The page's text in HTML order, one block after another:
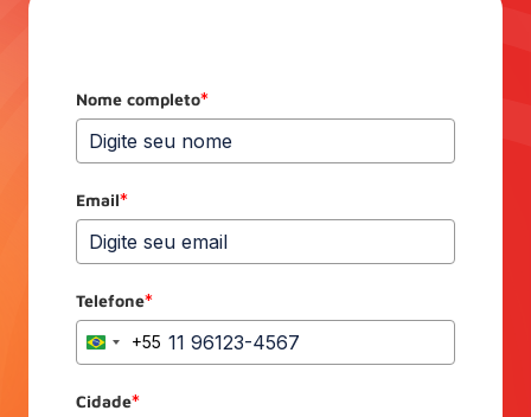
Nome completo*
Email*
Telefone*
Brazil
+55
Cidade*